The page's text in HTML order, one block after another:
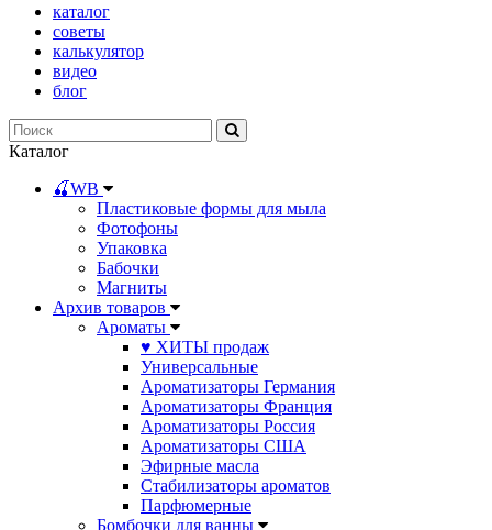
каталог
советы
калькулятор
видео
блог
Каталог
🍒WB
Пластиковые формы для мыла
Фотофоны
Упаковка
Бабочки
Магниты
Архив товаров
Ароматы
♥ ХИТЫ продаж
Универсальные
Ароматизаторы Германия
Ароматизаторы Франция
Ароматизаторы Россия
Ароматизаторы США
Эфирные масла
Стабилизаторы ароматов
Парфюмерные
Бомбочки для ванны